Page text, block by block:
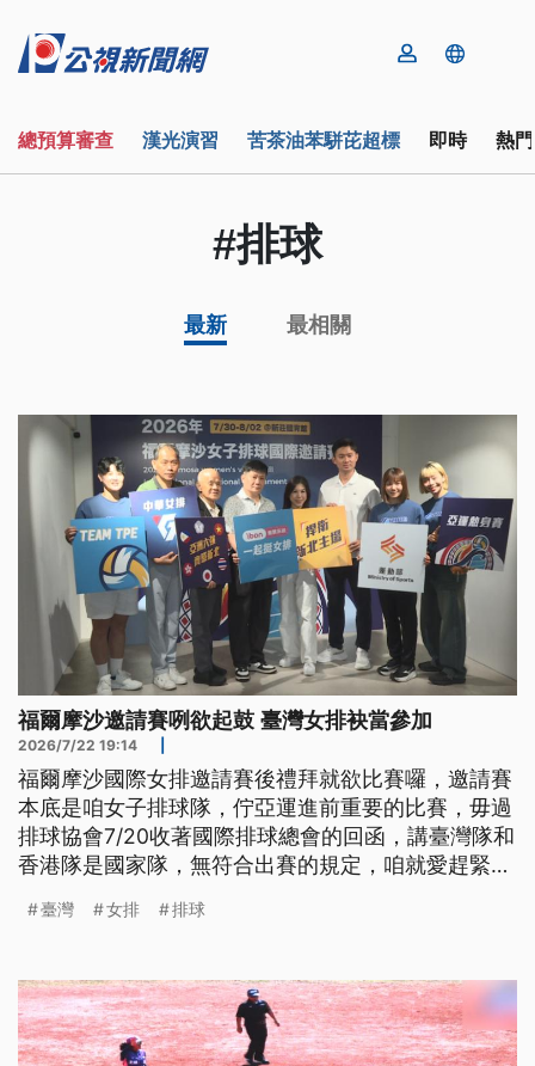
總預算審查 漢光演習 苦茶油苯駢芘超標 即時 熱
#排球
最新 最相關
福爾摩沙邀請賽咧欲起鼓 臺灣女排袂當參加
2026/7/22 19:14
福爾摩沙國際女排邀請賽後禮拜就欲比賽囉，邀請賽
本底是咱女子排球隊，佇亞運進前重要的比賽，毋過
排球協會7/20收著國際排球總會的回函，講臺灣隊和
香港隊是國家隊，無符合出賽的規定，咱就愛趕緊改
毋捌發生這款的情形，會佇年會溝通，避免類似情況
臺灣 女排 排球